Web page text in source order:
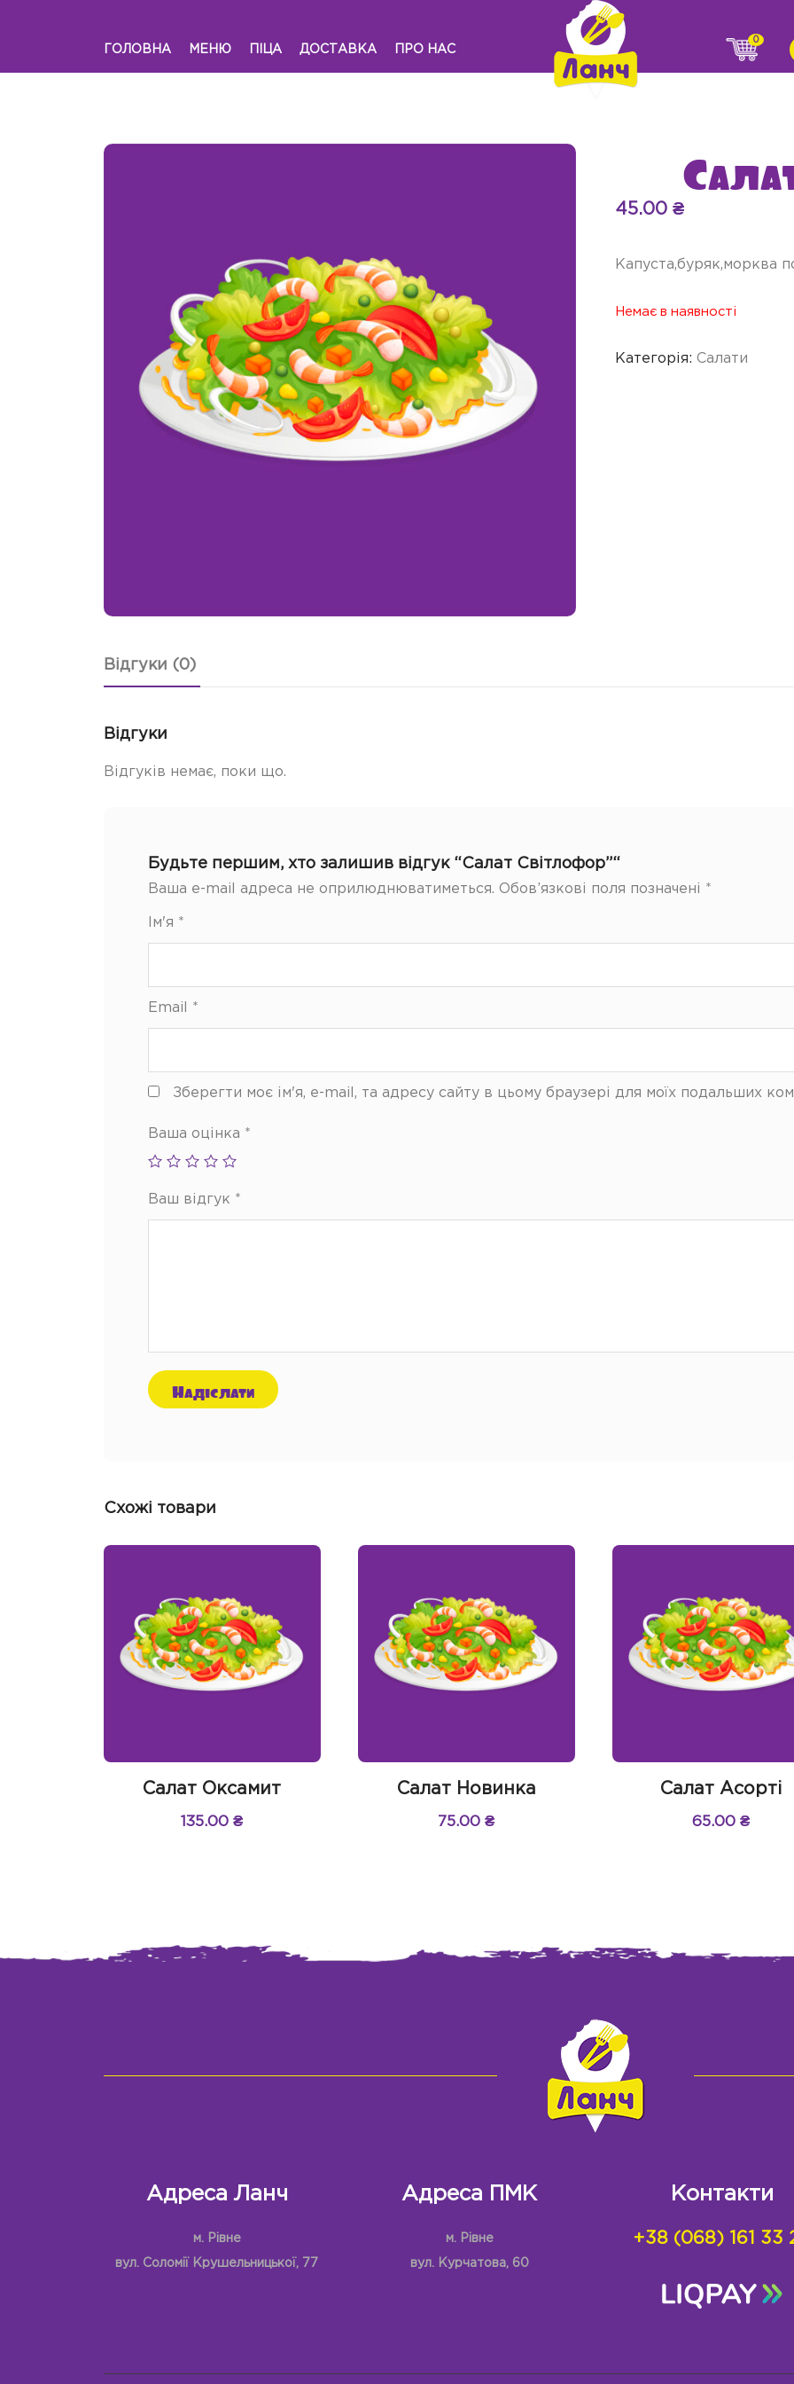
ГОЛОВНА МЕНЮ ПІЦА ДОСТАВКА ПРО НАС
0
45.00₴
Капуста,буряк,морква
Немає в наявності
Категорія:Салати
Відгуки (0)
Відгуки
Відгуків немає, поки що.
Будьте першим, хто залишив відгук “Салат Світлофор”“
Ваша e-mail адреса не оприлюднюватиметься. Обов’язкові поля позначені *
Ім'я *
Email *
Зберегти моє ім'я, e-mail, та адресу сайту в цьому браузері для моїх подальших
Ваша оцінка *
Ваш відгук *
Схожі товари
Салат Оксамит
135.00₴
Салат Новинка
75.00₴
Салат Асорті
65.00 ₴
Адреса Ланч
м. Рівне
вул. Соломії Крушельницької, 77
Адреса ПМК
м. Рівне
вул. Курчатова, 60
Контакти
+38 (068) 161 33